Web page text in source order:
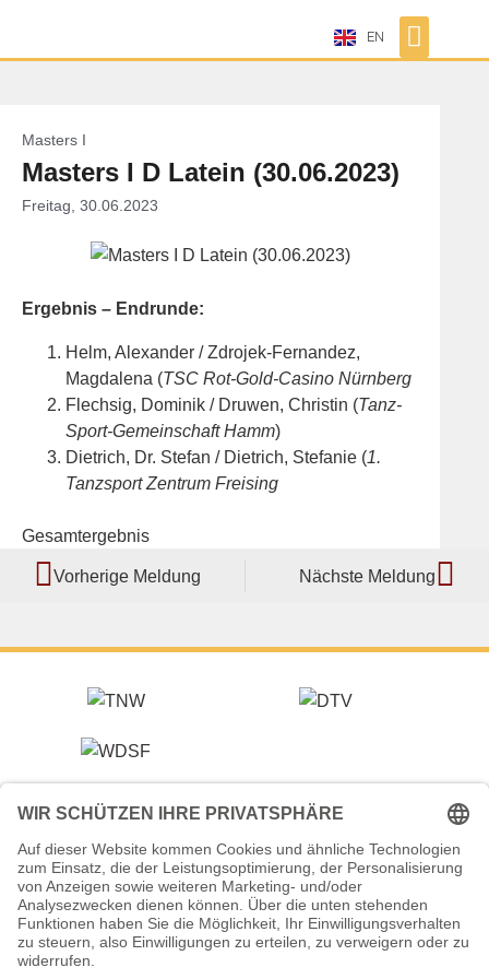
EN
Masters I
Masters I D Latein (30.06.2023)
Freitag, 30.06.2023
Ergebnis – Endrunde:
Helm, Alexander / Zdrojek-Fernandez,
Magdalena (TSC Rot-Gold-Casino Nürnberg
Flechsig, Dominik / Druwen, Christin (Tanz-
Sport-Gemeinschaft Hamm)
Dietrich, Dr. Stefan / Dietrich, Stefanie (1.
Tanzsport Zentrum Freising
Gesamtergebnis
Vorherige Meldung Nächste Meldung
Veranstalter (Ausrichter):
Tanzsportverband Nordrhein-Westfalen e.V.
Veranstaltungsort:
Historische Stadthalle Wuppertal
Johannisberg 40
42103 Wuppertal